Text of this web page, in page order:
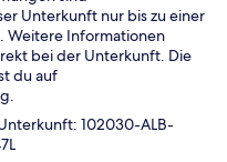
Unterkunft nur bis zu einer
Weitere Informationen
bei der Unterkunft. Die
du auf
102030-ALB-